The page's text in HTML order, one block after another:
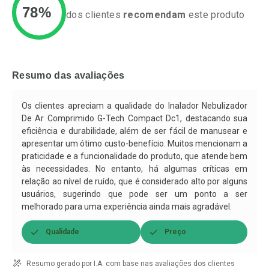
Por R$ 42,13/cada
Comprar sem Desconto
Por R$ 42,13/cada
Por R$ 34,99/cada
78% dos clientes recomendam este produto
Resumo das avaliações
Os clientes apreciam a qualidade do Inalador Nebulizador
De Ar Comprimido G-Tech Compact Dc1, destacando sua
eficiência e durabilidade, além de ser fácil de manusear e
apresentar um ótimo custo-benefício. Muitos mencionam a
praticidade e a funcionalidade do produto, que atende bem
às necessidades. No entanto, há algumas críticas em
relação ao nível de ruído, que é considerado alto por alguns
usuários, sugerindo que pode ser um ponto a ser
melhorado para uma experiência ainda mais agradável.
Qualidade Preço
Resumo gerado por I.A. com base nas avaliações dos clientes